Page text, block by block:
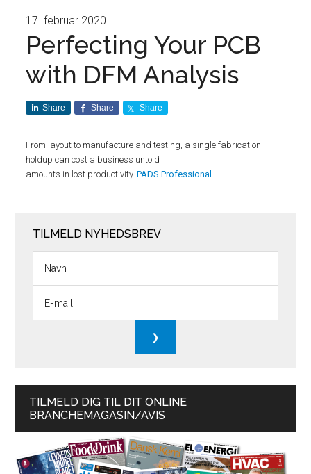
17. februar 2020
Perfecting Your PCB
with DFM Analysis
Share Share Share
From layout to manufacture and testing, a single fabrication
holdup can cost a business untold
amounts in lost productivity.PADS Professional
TILMELD NYHEDSBREV
TILMELD DIG TIL DIT ONLINE
BRANCHEMAGASIN/AVIS